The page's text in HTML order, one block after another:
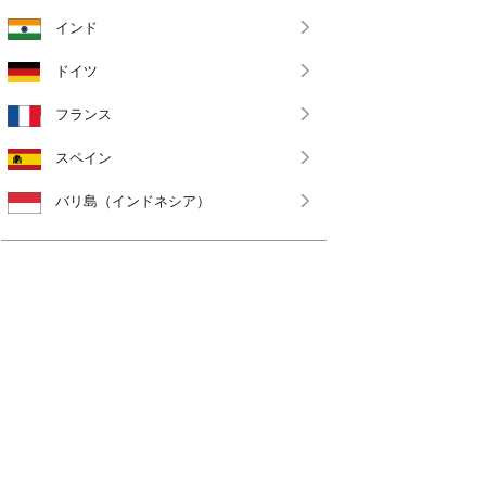
インド
ドイツ
フランス
スペイン
バリ島（インドネシア）